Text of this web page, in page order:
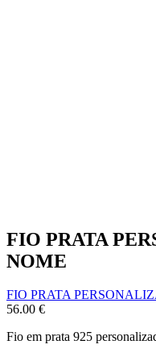
FIO PRATA
NOME
FIO PRATA
56.00 €
Fio em prata 925